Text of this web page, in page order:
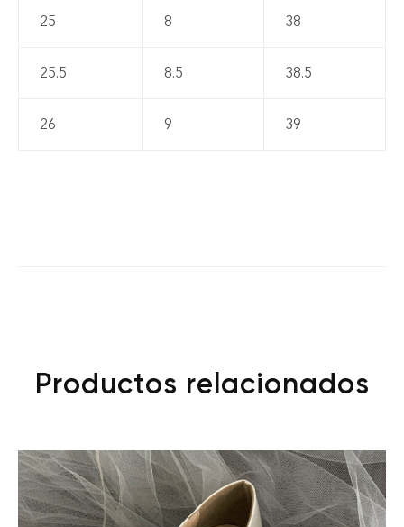
25 8 38
25.5 8.5 38.5
26 9 39
Productos relacionados